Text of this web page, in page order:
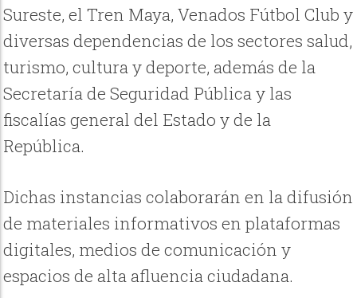
Sureste, el Tren Maya, Venados Fútbol Club y
diversas dependencias de los sectores salud,
turismo, cultura y deporte, además de la
Secretaría de Seguridad Pública y las
fiscalías general del Estado y de la
República.
Dichas instancias colaborarán en la difusión
de materiales informativos en plataformas
digitales, medios de comunicación y
espacios de alta afluencia ciudadana.